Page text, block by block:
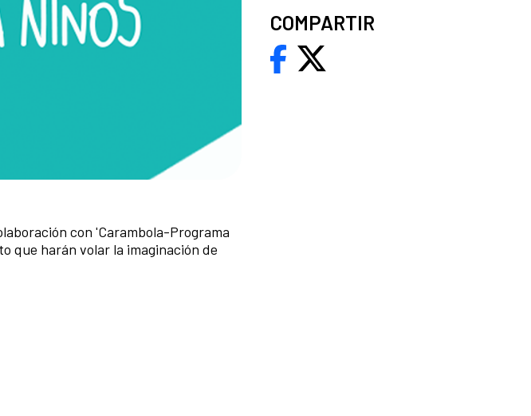
con 'Carambola-Programa
que harán volar la imaginación de
COMPARTIR